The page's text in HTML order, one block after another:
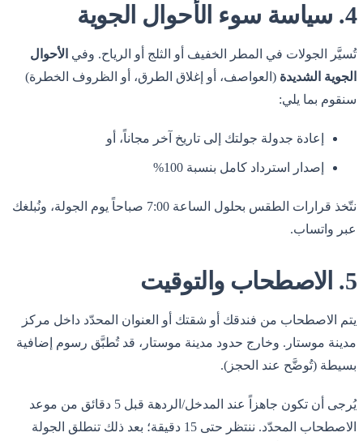
4. سياسة سوء الأحوال الجوية
تُسيَّر الجولات في المطر الخفيف أو الثلج أو الرياح. وفي الأحوال
الجوية الشديدة (العواصف، أو إغلاق الطرق، أو الظروف الخطرة)
سنقوم بما يلي:
إعادة جدولة جولتك إلى تاريخ آخر مجاناً، أو
إصدار استرداد كامل بنسبة 100%
نتّخذ قرارات الطقس بحلول الساعة 7:00 صباحاً يوم الجولة، ونُبلغك
عبر واتساب.
5. الاصطحاب والتوقيت
يتم الاصطحاب من فندقك أو شقتك أو العنوان المحدّد داخل مركز
مدينة موستار. وخارج حدود مدينة موستار، قد تُطبَّق رسوم إضافية
بسيطة (تُوضَّح عند الحجز).
يُرجى أن تكون جاهزاً عند المدخل/الردهة قبل 5 دقائق من موعد
الاصطحاب المحدّد. ننتظر حتى 15 دقيقة؛ بعد ذلك تنطلق الجولة